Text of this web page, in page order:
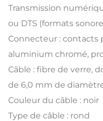
Transmission
ou DTS (formats
Connecteur : contacts
aluminium chromé,
Câble : fibre de verre,
de 6,0 mm de
Couleur du câble : noir
Type de câble : rond